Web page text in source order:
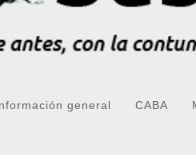
general CABA